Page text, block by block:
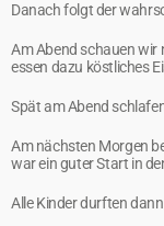
Danach folgt der
Am Abend schauen wir
essen dazu köstliches
Spät am Abend
Am nächsten Morgen
war ein guter Start in
Alle Kinder durften